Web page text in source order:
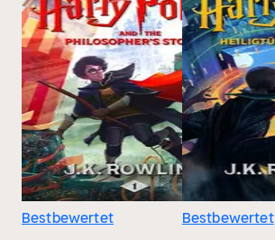
Bestbewertet Bestbewertet